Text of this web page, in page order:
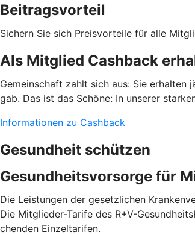
Beitragsvorteil
Sichern Sie sich Preisvorteile für alle
Als Mitglied Cashback
Gemeinschaft zahlt sich aus: Sie erhalten
gab. Das ist das Schöne: In unserer
Informationen zu Cashback
Gesundheit schützen
Gesundheitsvorsorge für
Die Leistungen der gesetzlichen
Die Mitglieder-Tarife des R+V-
chenden Einzel­tarifen.